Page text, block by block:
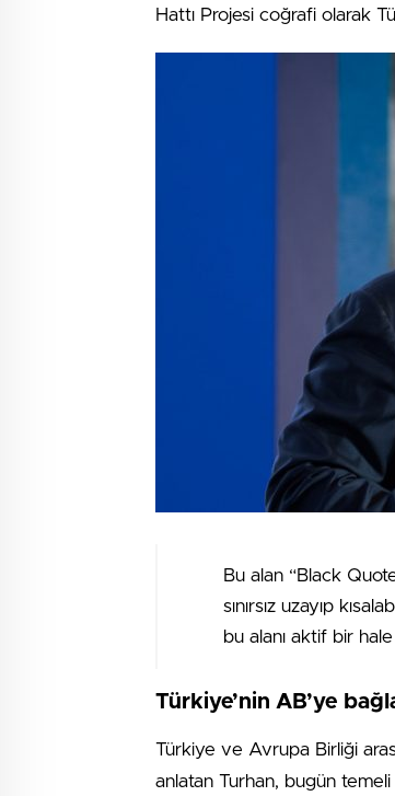
Hattı Projesi coğrafi olarak
Bu alan “Black
sınırsız uzayıp
bu alanı aktif bir
Türkiye’nin AB’ye
Türkiye ve Avrupa Birliği
anlatan Turhan, bugün